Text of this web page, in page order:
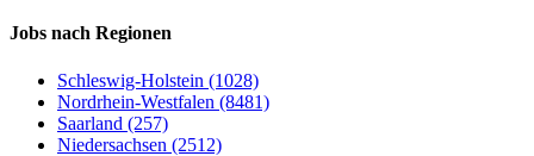
Jobs nach Regionen
Schleswig-Holstein (1028)
Nordrhein-Westfalen (8481)
Saarland (257)
Niedersachsen (2512)